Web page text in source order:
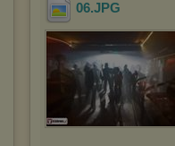
06.JPG